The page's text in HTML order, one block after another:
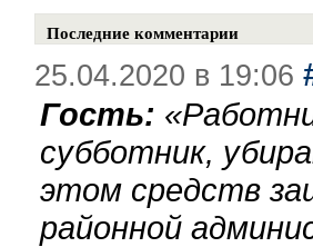
Последние комментарии
25.04.2020 в 19:06
Гость: «
субботник,
этом средств
районной